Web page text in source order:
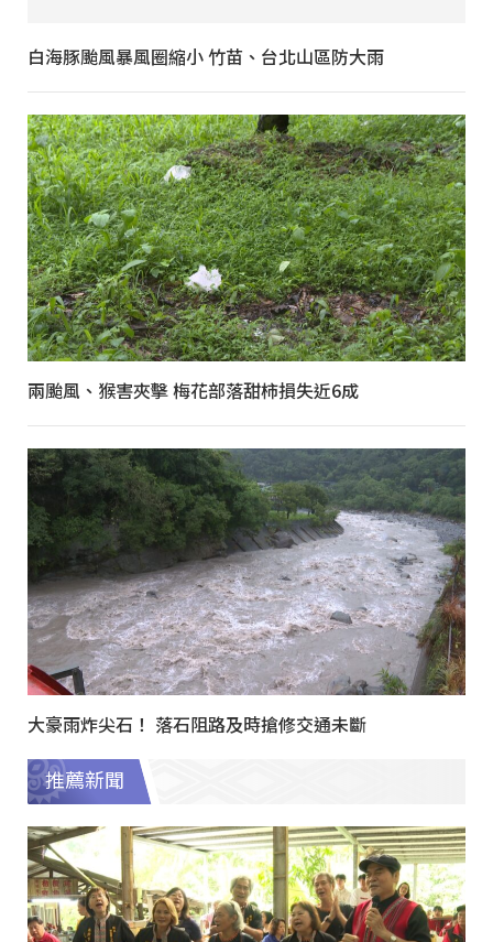
白海豚颱風暴風圈縮小 竹苗、台北山區防大雨
兩颱風、猴害夾擊 梅花部落甜柿損失近6成
大豪雨炸尖石！ 落石阻路及時搶修交通未斷
推薦新聞